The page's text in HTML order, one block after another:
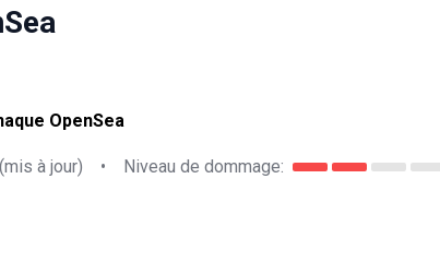
OpenSea
(mis à jour) • Niveau de dommage: